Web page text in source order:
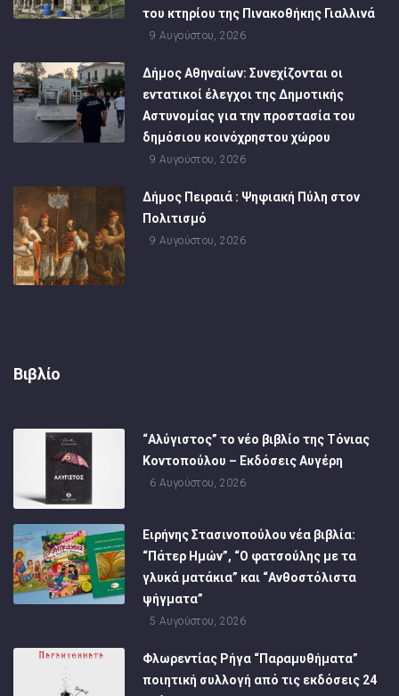
του κτηρίου της Πινακοθήκης Γιαλλινά
9 Αυγούστου, 2026
Δήμος Αθηναίων: Συνεχίζονται οι
εντατικοί έλεγχοι της Δημοτικής
Αστυνομίας για την προστασία του
δημόσιου κοινόχρηστου χώρου
9 Αυγούστου, 2026
Δήμος Πειραιά : Ψηφιακή Πύλη στον
Πολιτισμό
9 Αυγούστου, 2026
Βιβλίο
“Αλύγιστος” το νέο βιβλίο της Τόνιας
Κοντοπούλου – Εκδόσεις Αυγέρη
6 Αυγούστου, 2026
Ειρήνης Στασινοπούλου νέα βιβλία:
“Πάτερ Ημών”, “Ο φατσούλης με τα
γλυκά ματάκια” και “Ανθοστόλιστα
ψήγματα”
5 Αυγούστου, 2026
Φλωρεντίας Ρήγα “Παραμυθήματα”
ποιητική συλλογή από τις εκδόσεις 24